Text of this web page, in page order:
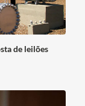
de leilões